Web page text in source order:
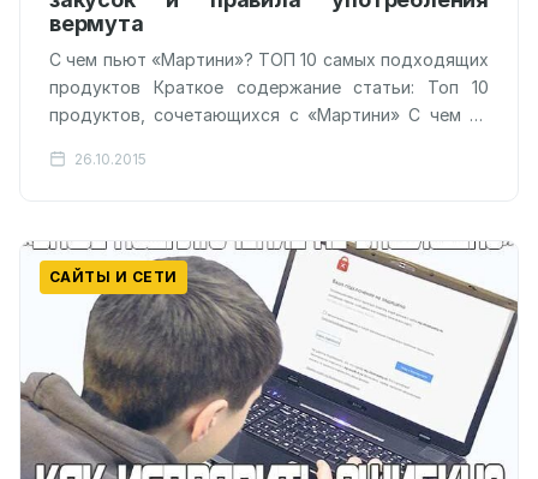
вермута
C чем пьют «Мартини»? ТОП 10 самых подходящих
продуктов Краткое содержание статьи: Топ 10
продуктов, сочетающихся с «Мартини» С чем не
26.10.2015
САЙТЫ И СЕТИ